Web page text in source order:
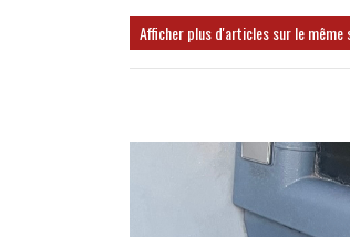
Afficher plus d'articles sur le